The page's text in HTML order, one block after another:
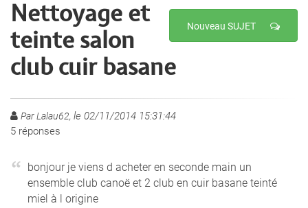
Nouveau SUJET
Nettoyage et
teinte salon
club cuir basane
Par Lalau62, le 02/11/2014 15:31:44
5 réponses
bonjour je viens d acheter en seconde main un
ensemble club canoë et 2 club en cuir basane teinté
miel à l origine